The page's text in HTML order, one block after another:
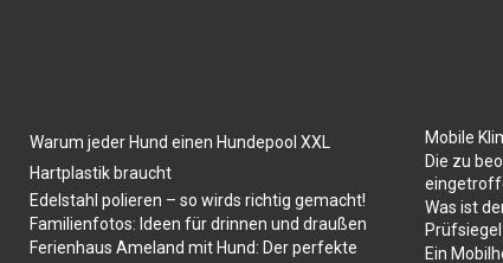
Warum jeder Hund einen Hundepool XXL
Hartplastik braucht
Edelstahl polieren – so wirds richtig gemacht!
Familienfotos: Ideen für drinnen und draußen
Ferienhaus Ameland mit Hund: Der perfekte
Mobile
Die zu
Was ist
Ein